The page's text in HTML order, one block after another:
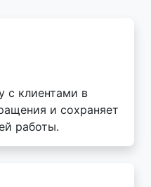
с клиентами в
и сохраняет
работы.